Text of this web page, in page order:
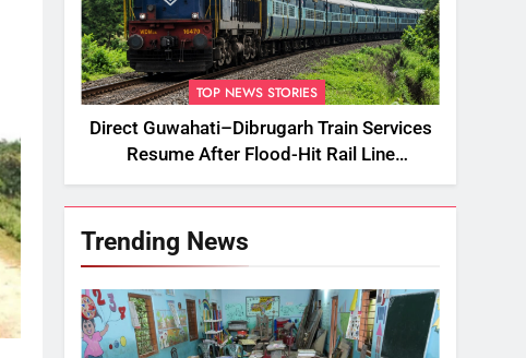
TOP NEWS STORIES
Direct Guwahati–Dibrugarh Train Services
Resume After Flood-Hit Rail Line
Restored
Trending News